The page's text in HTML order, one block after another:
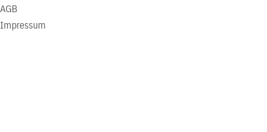
AGB
Impressum